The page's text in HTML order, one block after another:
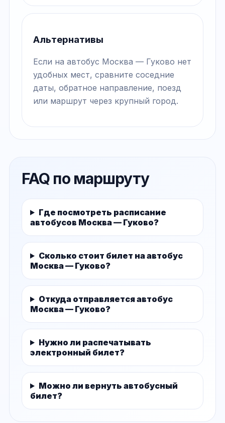
Альтернативы
Если на автобус Москва — Гуково нет
удобных мест, сравните соседние
даты, обратное направление, поезд
или маршрут через крупный город.
FAQ по маршруту
Где посмотреть расписание
автобусов Москва — Гуково?
Сколько стоит билет на автобус
Москва — Гуково?
Откуда отправляется автобус
Москва — Гуково?
Нужно ли распечатывать
электронный билет?
Можно ли вернуть автобусный
билет?